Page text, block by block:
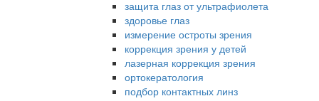
защита глаз от ультрафиолета
здоровье глаз
измерение остроты зрения
коррекция зрения у детей
лазерная коррекция зрения
ортокератология
подбор контактных линз